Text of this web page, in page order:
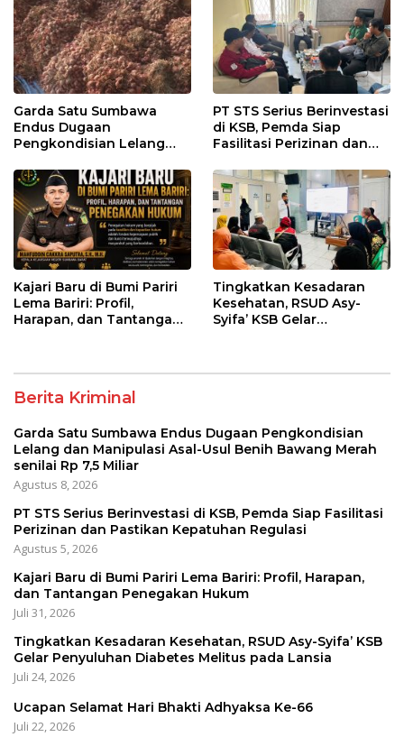
Garda Satu Sumbawa
Endus Dugaan
Pengkondisian Lelang
Benih Bawang Merah
senilai Rp 7,5 Miliar
PT STS Serius Berinvestasi
di KSB, Pemda Siap
Fasilitasi Perizinan dan
Regulasi
Kajari Baru di Bumi Pariri
Lema Bariri: Profil,
Harapan, dan Tantangan
Tingkatkan Kesadaran
Kesehatan, RSUD Asy-
Syifa’ KSB Gelar
Berita Kriminal
Garda Satu Sumbawa Endus Dugaan Pengkondisian
Lelang dan Manipulasi Asal-Usul Benih Bawang Merah
senilai Rp 7,5 Miliar
Agustus 8, 2026
PT STS Serius Berinvestasi di KSB, Pemda Siap Fasilitasi
Perizinan dan Pastikan Kepatuhan Regulasi
Agustus 5, 2026
Kajari Baru di Bumi Pariri Lema Bariri: Profil, Harapan,
dan Tantangan Penegakan Hukum
Juli 31, 2026
Tingkatkan Kesadaran Kesehatan, RSUD Asy-Syifa’ KSB
Gelar Penyuluhan Diabetes Melitus pada Lansia
Juli 24, 2026
Ucapan Selamat Hari Bhakti Adhyaksa Ke-66
Juli 22, 2026